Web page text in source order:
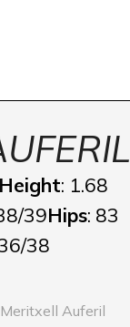
Height: 1.68
Hips: 83
39
38
Meritxell Auferil